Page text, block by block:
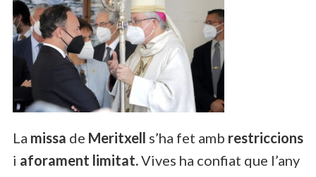
La missa de Meritxell s’ha fet amb restriccions
i aforament limitat.Vives ha confiat que l’any